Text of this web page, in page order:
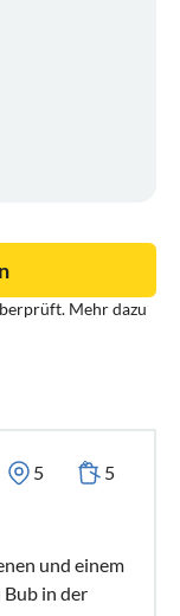
Mehr dazu
5 5
und einem
Bub in der